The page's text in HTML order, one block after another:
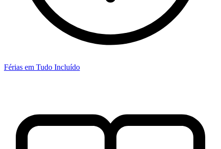
Férias em Tudo Incluído